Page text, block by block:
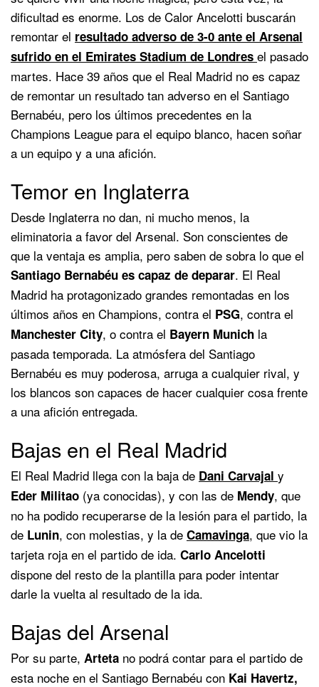
dificultad es enorme. Los de Calor Ancelotti buscarán
remontar el resultado adverso de 3-0 ante el Arsenal
sufrido en el Emirates Stadium de Londres el pasado
martes. Hace 39 años que el Real Madrid no es capaz
de remontar un resultado tan adverso en el Santiago
Bernabéu, pero los últimos precedentes en la
Champions League para el equipo blanco, hacen soñar
a un equipo y a una afición.
Temor en Inglaterra
Desde Inglaterra no dan, ni mucho menos, la
eliminatoria a favor del Arsenal. Son conscientes de
que la ventaja es amplia, pero saben de sobra lo que el
Santiago Bernabéu es capaz de deparar. El Real
Madrid ha protagonizado grandes remontadas en los
últimos años en Champions, contra el PSG, contra el
Manchester City, o contra el Bayern Munich la
pasada temporada. La atmósfera del Santiago
Bernabéu es muy poderosa, arruga a cualquier rival, y
los blancos son capaces de hacer cualquier cosa frente
a una afición entregada.
Bajas en el Real Madrid
El Real Madrid llega con la baja de Dani Carvajal y
Eder Militao (ya conocidas), y con las de Mendy, que
no ha podido recuperarse de la lesión para el partido, la
de Lunin, con molestias, y la de Camavinga, que vio la
tarjeta roja en el partido de ida. Carlo Ancelotti
dispone del resto de la plantilla para poder intentar
darle la vuelta al resultado de la ida.
Bajas del Arsenal
Por su parte, Arteta no podrá contar para el partido de
esta noche en el Santiago Bernabéu con Kai Havertz,